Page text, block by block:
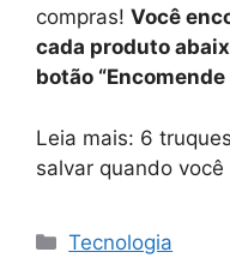
compras! Você
cada produto
botão “Encomende
Leia mais: 6
salvar quando
Categorias
Tecnologia